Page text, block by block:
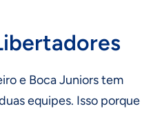
e Boca Juniors tem
equipes. Isso porque